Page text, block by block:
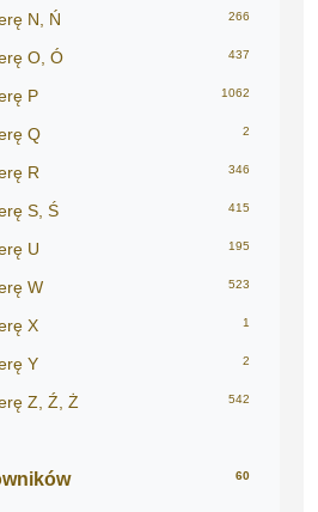
N, Ń 266
O, Ó 437
P 1062
Q 2
R 346
S, Ś 415
U 195
W 523
X 1
Y 2
Z, Ź, Ż 542
60